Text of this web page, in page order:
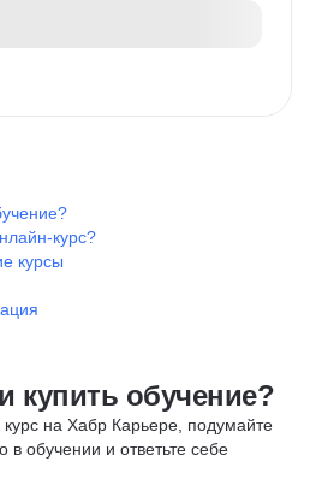
курс?
курсы
купить обучение?
на Хабр Карьере, подумайте
в обучении и ответьте себе